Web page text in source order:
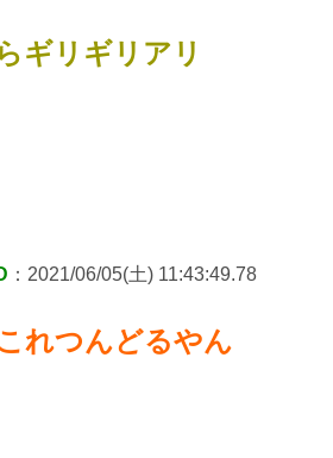
ギリギリアリ
：2021/06/05(土) 11:43:49.78
れつんどるやん